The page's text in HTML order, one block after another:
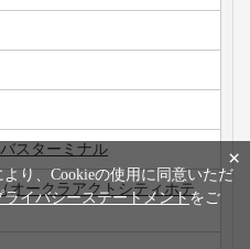
スターミナル
オークラアクトシティホテ
×
り、Cookieの使用に同意いただ
ライバシーステートメントをご